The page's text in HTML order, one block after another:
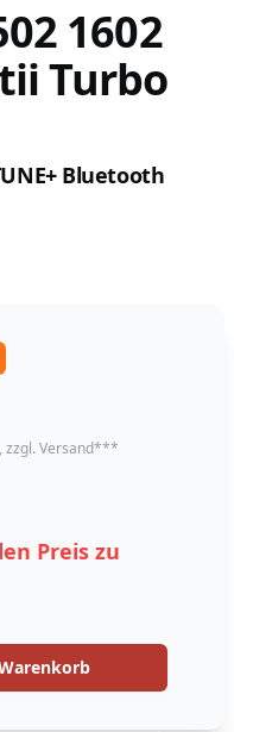
1602
Turbo
Bluetooth
, zzgl. Versand***
Preis zu